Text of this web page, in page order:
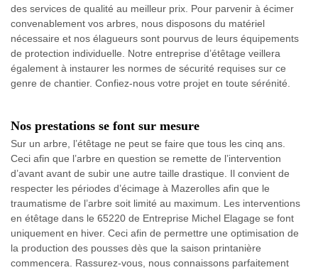
des services de qualité au meilleur prix. Pour parvenir à écimer
convenablement vos arbres, nous disposons du matériel
nécessaire et nos élagueurs sont pourvus de leurs équipements
de protection individuelle. Notre entreprise d’étêtage veillera
également à instaurer les normes de sécurité requises sur ce
genre de chantier. Confiez-nous votre projet en toute sérénité.
Nos prestations se font sur mesure
Sur un arbre, l’étêtage ne peut se faire que tous les cinq ans.
Ceci afin que l’arbre en question se remette de l’intervention
d’avant avant de subir une autre taille drastique. Il convient de
respecter les périodes d’écimage à Mazerolles afin que le
traumatisme de l’arbre soit limité au maximum. Les interventions
en étêtage dans le 65220 de Entreprise Michel Elagage se font
uniquement en hiver. Ceci afin de permettre une optimisation de
la production des pousses dès que la saison printanière
commencera. Rassurez-vous, nous connaissons parfaitement